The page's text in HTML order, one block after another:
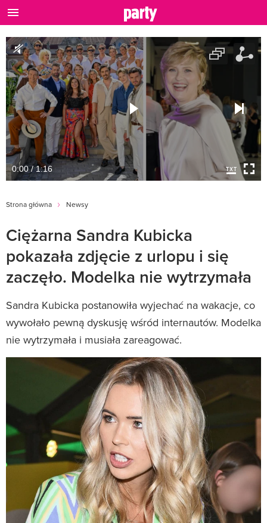
0:00 / 1:16
Strona główna Newsy
Ciężarna Sandra Kubicka
pokazała zdjęcie z urlopu i się
zaczęło. Modelka nie wytrzymała
Sandra Kubicka postanowiła wyjechać na wakacje, co
wywołało pewną dyskusję wśród internautów. Modelka
nie wytrzymała i musiała zareagować.